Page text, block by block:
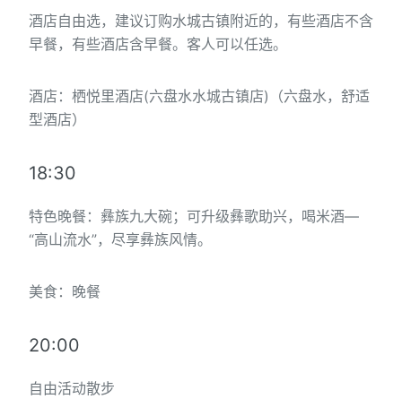
酒店自由选，建议订购水城古镇附近的，有些酒店不含
早餐，有些酒店含早餐。客人可以任选。
酒店：栖悦里酒店(六盘水水城古镇店)（六盘水，舒适
型酒店）
18:30
特色晚餐：彝族九大碗；可升级彝歌助兴，喝米酒—
“高山流水”，尽享彝族风情。
美食：晚餐
20:00
自由活动散步